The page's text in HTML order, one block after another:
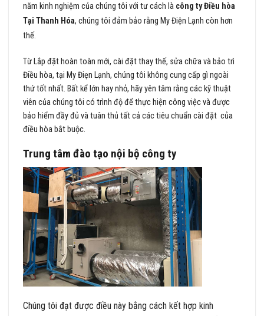
năm kinh nghiệm của chúng tôi với tư cách là công ty Điều hòa
Tại Thanh Hóa, chúng tôi đảm bảo rằng My Điện Lạnh còn hơn
thế.
Từ Lắp đặt hoàn toàn mới, cài đặt thay thế, sửa chữa và bảo trì
Điều hòa, tại My Điẹn Lạnh, chúng tôi không cung cấp gì ngoài
thứ tốt nhất. Bất kể lớn hay nhỏ, hãy yên tâm rằng các kỹ thuật
viên của chúng tôi có trình độ để thực hiện công việc và được
bảo hiểm đầy đủ và tuân thủ tất cả các tiêu chuẩn cài đặt của
điều hòa bắt buộc.
Trung tâm đào tạo nội bộ công ty
Chúng tôi đạt được điều này bằng cách kết hợp kinh